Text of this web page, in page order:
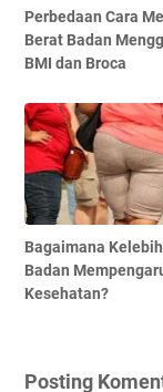
Perbedaan Cara
Berat Badan
BMI dan Broca
Bagaimana
Badan
Kesehatan?
Posting